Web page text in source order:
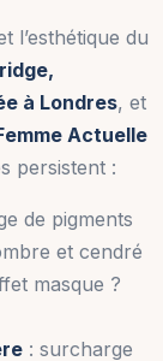
l’esthétique du
à Londres, et
Actuelle
persistent :
de pigments
et cendré
masque ?
: surcharge